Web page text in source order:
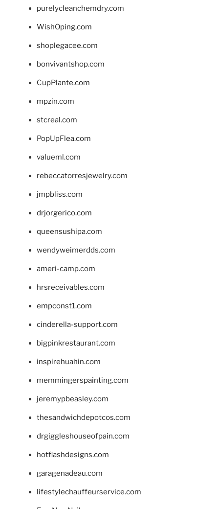
purelycleanchemdry.com
WishOping.com
shoplegacee.com
bonvivantshop.com
CupPlante.com
mpzin.com
stcreal.com
PopUpFlea.com
valueml.com
rebeccatorresjewelry.com
jmpbliss.com
drjorgerico.com
queensushipa.com
wendyweimerdds.com
ameri-camp.com
hrsreceivables.com
empconst1.com
cinderella-support.com
bigpinkrestaurant.com
inspirehuahin.com
memmingerspainting.com
jeremypbeasley.com
thesandwichdepotcos.com
drgiggleshouseofpain.com
hotflashdesigns.com
garagenadeau.com
lifestylechauffeurservice.com